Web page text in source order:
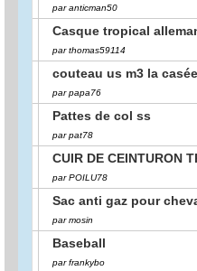
par anticman50
Casque tropical
par thomas59114
couteau us m3 la casée
par papa76
Pattes de col ss
par pat78
CUIR DE CEINTURON
par POILU78
Sac anti gaz pour
par mosin
Baseball
par frankybo